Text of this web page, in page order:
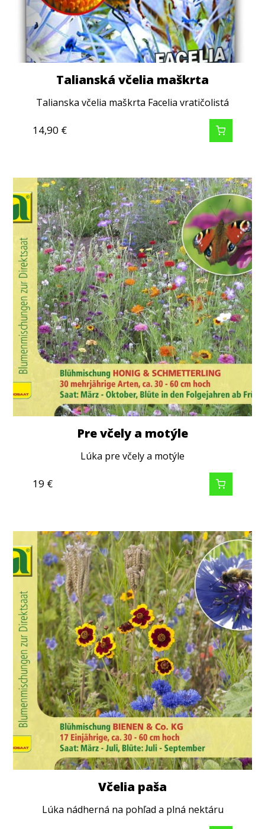
Talianská včelia maškrta
Talianska včelia maškrta Facelia vratičolistá
14,90 €
Pre včely a motýle
Lúka pre včely a motýle
19 €
Včelia paša
Lúka nádherná na pohľad a plná nektáru